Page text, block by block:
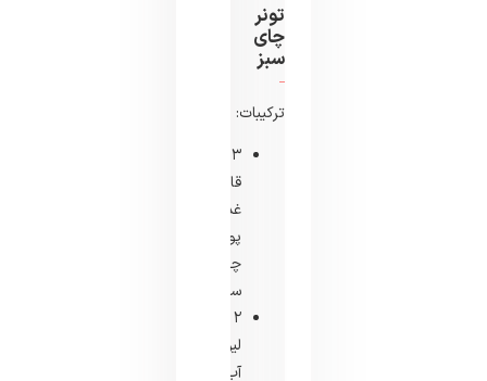
تونر
چای
سبز
ترکیبات:
۳
قاشق
غذاخوری
پودر
چای
سبز
۲
لیوان
آب